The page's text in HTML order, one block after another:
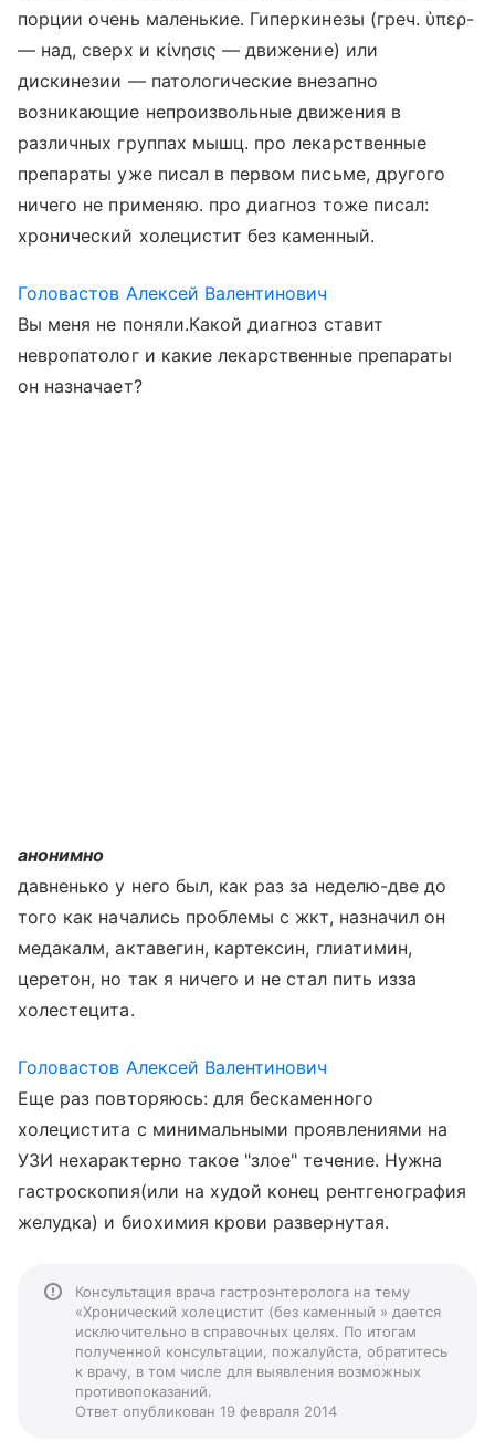
порции очень маленькие. Гиперкинезы (греч. ὑπερ-
— над, сверх и κίνησις — движение) или
дискинезии — патологические внезапно
возникающие непроизвольные движения в
различных группах мышц. про лекарственные
препараты уже писал в первом письме, другого
ничего не применяю. про диагноз тоже писал:
хронический холецистит без каменный.
Головастов Алексей Валентинович
Вы меня не поняли.Какой диагноз ставит
невропатолог и какие лекарственные препараты
он назначает?
анонимно
давненько у него был, как раз за неделю-две до
того как начались проблемы с жкт, назначил он
медакалм, актавегин, картексин, глиатимин,
церетон, но так я ничего и не стал пить изза
холестецита.
Головастов Алексей Валентинович
Еще раз повторяюсь: для бескаменного
холецистита с минимальными проявлениями на
УЗИ нехарактерно такое "злое" течение. Нужна
гастроскопия(или на худой конец рентгенография
желудка) и биохимия крови развернутая.
Консультация врача гастроэнтеролога на тему
«Хронический холецистит (без каменный » дается
исключительно в справочных целях. По итогам
полученной консультации, пожалуйста, обратитесь
к врачу, в том числе для выявления возможных
противопоказаний.
Ответ опубликован 19 февраля 2014